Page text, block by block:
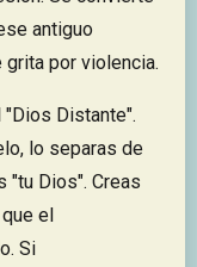
antiguo
por violencia.
"Dios Distante".
lo separas de
"tu Dios". Creas
el
Si